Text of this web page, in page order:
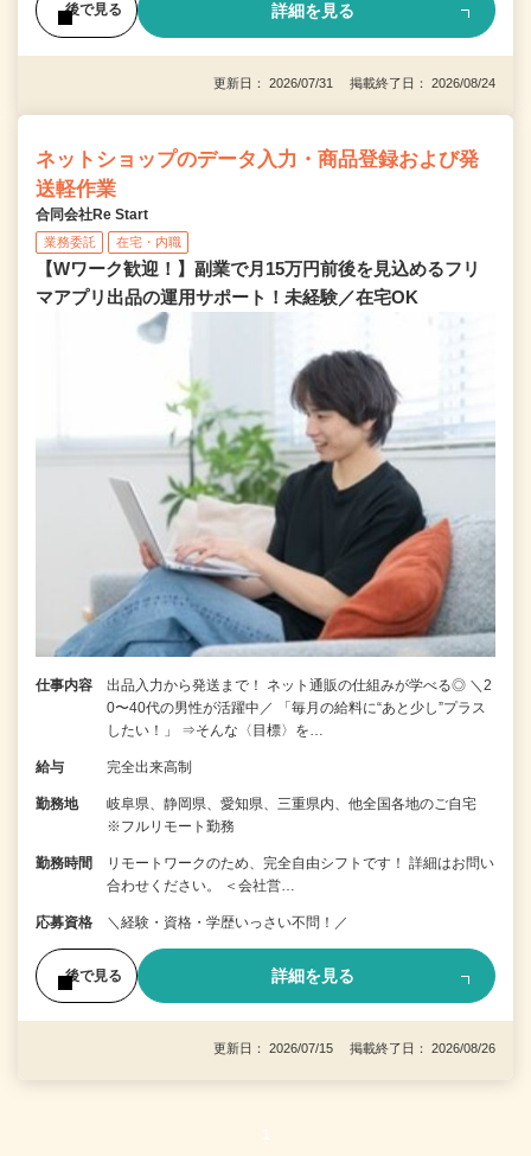
後で見る 詳細を見る
更新日： 2026/07/31 掲載終了日： 2026/08/24
ネットショップのデータ入力・商品登録および発
送軽作業
合同会社Re Start
業務委託 在宅・内職
【Wワーク歓迎！】副業で月15万円前後を見込めるフリ
マアプリ出品の運用サポート！未経験／在宅OK
仕事内容
出品入力から発送まで！ ネット通販の仕組みが学べる◎ ＼2
0〜40代の男性が活躍中／ 「毎月の給料に“あと少し”プラス
したい！」 ⇒そんな〈目標〉を…
給与 完全出来高制
勤務地
岐阜県、静岡県、愛知県、三重県内、他全国各地のご自宅
※フルリモート勤務
勤務時間
リモートワークのため、完全自由シフトです！ 詳細はお問い
合わせください。 ＜会社営…
応募資格 ＼経験・資格・学歴いっさい不問！／
後で見る 詳細を見る
更新日： 2026/07/15 掲載終了日： 2026/08/26
1